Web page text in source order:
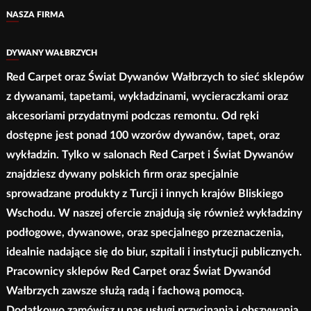
NASZA FIRMA
DYWANY WAŁBRZYCH
Red Carpet oraz Świat Dywanów Wałbrzych to sieć sklepów
z dywanami, tapetami, wykładzinami, wycieraczkami oraz
akcesoriami przydatnymi podczas remontu. Od ręki
dostępne jest ponad 100 wzorów dywanów, tapet, oraz
wykładzin. Tylko w salonach Red Carpet i Świat Dywanów
znajdziesz dywany polskich firm oraz specjalnie
sprowadzane produkty z Turcji i innych krajów Bliskiego
Wschodu. W naszej ofercie znajdują się również wykładziny
podłogowe, dywanowe, oraz specjalnego przeznaczenia,
idealnie nadające się do biur, szpitali i instytucji publicznych.
Pracownicy sklepów Red Carpet oraz Świat Dywanód
Wałbrzych zawsze służą radą i fachową pomocą.